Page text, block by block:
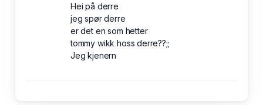
Hei på derre
jeg spør derre
er det en som hetter
tommy wikk hoss derre??;;
Jeg kjenern